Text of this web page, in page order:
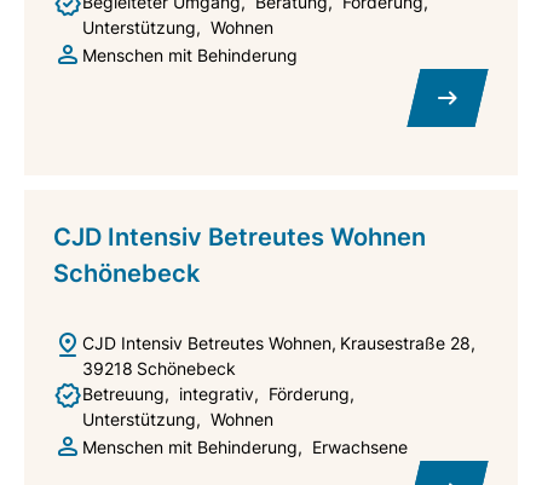
Unterstützung
Wohnen
Menschen mit Behinderung
CJD Intensiv Betreutes Wohnen
Schönebeck
CJD Intensiv Betreutes Wohnen Krausestraße 28
39218 Schönebeck
Betreuung
integrativ
Förderung
Unterstützung
Wohnen
Menschen mit Behinderung
Erwachsene